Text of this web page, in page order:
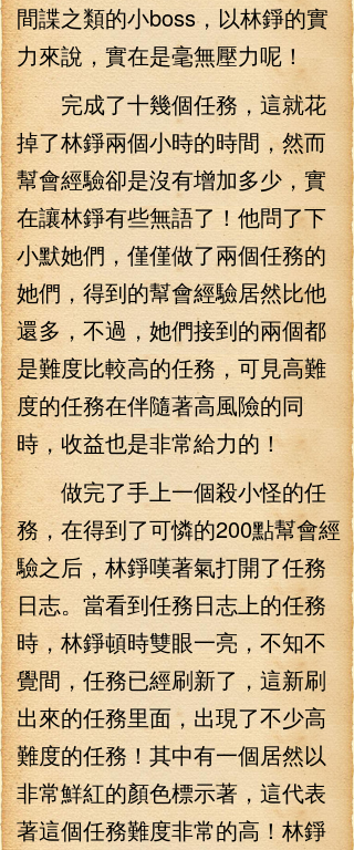
間諜之類的小boss，以林錚的實
力來說，實在是毫無壓力呢！
完成了十幾個任務，這就花
掉了林錚兩個小時的時間，然而
幫會經驗卻是沒有增加多少，實
在讓林錚有些無語了！他問了下
小默她們，僅僅做了兩個任務的
她們，得到的幫會經驗居然比他
還多，不過，她們接到的兩個都
是難度比較高的任務，可見高難
度的任務在伴隨著高風險的同
時，收益也是非常給力的！
做完了手上一個殺小怪的任
務，在得到了可憐的200點幫會經
驗之后，林錚嘆著氣打開了任務
日志。當看到任務日志上的任務
時，林錚頓時雙眼一亮，不知不
覺間，任務已經刷新了，這新刷
出來的任務里面，出現了不少高
難度的任務！其中有一個居然以
非常鮮紅的顏色標示著，這代表
著這個任務難度非常的高！林錚